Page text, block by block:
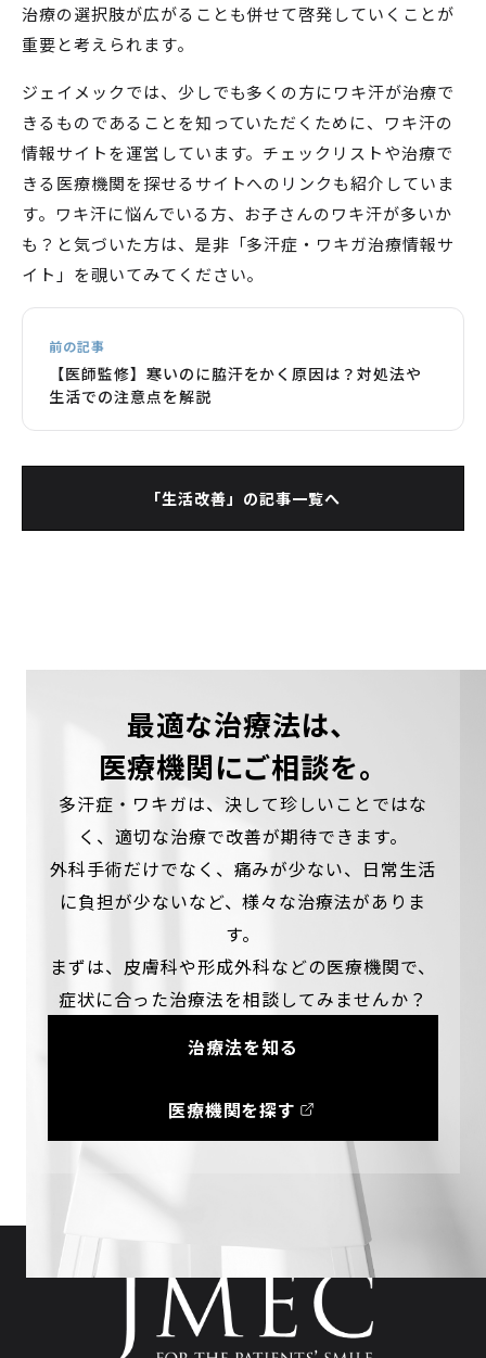
治療の選択肢が広がることも併せて啓発していくことが
重要と考えられます。
ジェイメックでは、少しでも多くの方にワキ汗が治療で
きるものであることを知っていただくために、ワキ汗の
情報サイトを運営しています。チェックリストや治療で
きる医療機関を探せるサイトへのリンクも紹介していま
す。ワキ汗に悩んでいる方、お子さんのワキ汗が多いか
も？と気づいた方は、是非 「多汗症・ワキガ治療情報サ
イト」 を覗いてみてください。
前の記事
【医師監修】寒いのに脇汗をかく原因は？対処法や
生活での注意点を解説
「生活改善」の記事一覧へ
最適な治療法は、
医療機関にご相談を。
多汗症・ワキガは、決して珍しいことではな
く、適切な治療で改善が期待できます。
外科手術だけでなく、痛みが少ない、日常生活
に負担が少ないなど、様々な治療法がありま
す。
まずは、皮膚科や形成外科などの医療機関で、
症状に合った治療法を相談してみませんか？
治療法を知る
医療機関を探す